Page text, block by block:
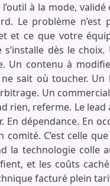
à la mode,
Le problème n’est
et ce que votre
s’installe dès le
Un contenu à
sait où toucher.
Un
rien, referme. Le lead
dépendance. En
C’est celle
la technologie colle
et les coûts
facturé plein